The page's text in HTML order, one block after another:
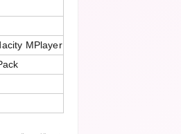
MPlayer